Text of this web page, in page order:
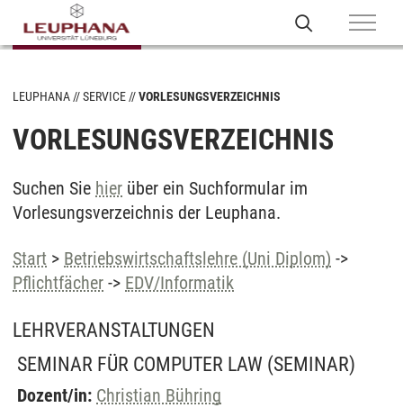
LEUPHANA SERVICE VORLESUNGSVERZEICHNIS
VORLESUNGSVERZEICHNIS
Suchen Sie hier über ein Suchformular im
Vorlesungsverzeichnis der Leuphana.
Start > Betriebswirtschaftslehre (Uni Diplom) ->
Pflichtfächer -> EDV/Informatik
LEHRVERANSTALTUNGEN
SEMINAR FÜR COMPUTER LAW (SEMINAR)
Dozent/in: Christian Bühring